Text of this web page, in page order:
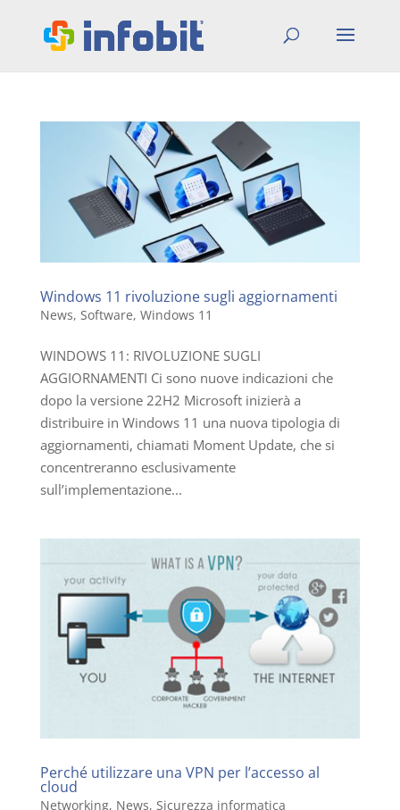
Windows 11 rivoluzione sugli aggiornamenti
News, Software, Windows 11
WINDOWS 11: RIVOLUZIONE SUGLI
AGGIORNAMENTI Ci sono nuove indicazioni che
dopo la versione 22H2 Microsoft inizierà a
distribuire in Windows 11 una nuova tipologia di
aggiornamenti, chiamati Moment Update, che si
concentreranno esclusivamente
sull’implementazione...
Perché utilizzare una VPN per l’accesso al
cloud
Networking, News, Sicurezza informatica